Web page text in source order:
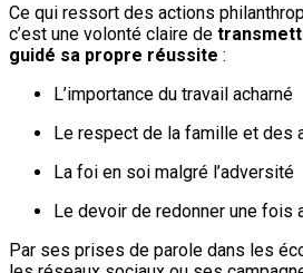
Ce qui ressort des actions
c’est une volonté claire de
guidé sa propre réussite :
L’importance du travail acharné
Le respect de la famille et des
La foi en soi malgré l’adversité
Le devoir de redonner une fois
Par ses prises de parole dans les